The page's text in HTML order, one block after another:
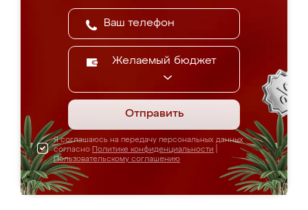
Желаемый бюджет
Отправить
Я соглашаюсь на передачу персональных данных
согласно Политике конфиденциальности
Пользовательскому соглашению